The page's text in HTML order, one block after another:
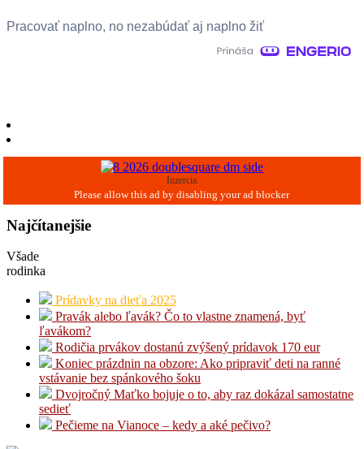
Pracovať naplno, no nezabúdať aj naplno žiť
Inzercia
Najčítanejšie
Všade
rodinka
Prídavky na dieťa 2025
Pravák alebo ľavák? Čo to vlastne znamená, byť
ľavákom?
Rodičia prvákov dostanú zvýšený prídavok 170 eur
Koniec prázdnin na obzore: Ako pripraviť deti na ranné
vstávanie bez spánkového šoku
Dvojročný Maťko bojuje o to, aby raz dokázal samostatne
sedieť
Pečieme na Vianoce – kedy a aké pečivo?